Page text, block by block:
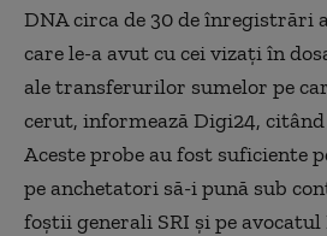
DNA circa de 30 de înregistrări
care le-a avut cu cei vizați în
ale transferurilor sumelor pe
cerut, informează Digi24,
Aceste probe au fost suficiente
pe anchetatori să-i pună sub
foștii generali SRI și pe